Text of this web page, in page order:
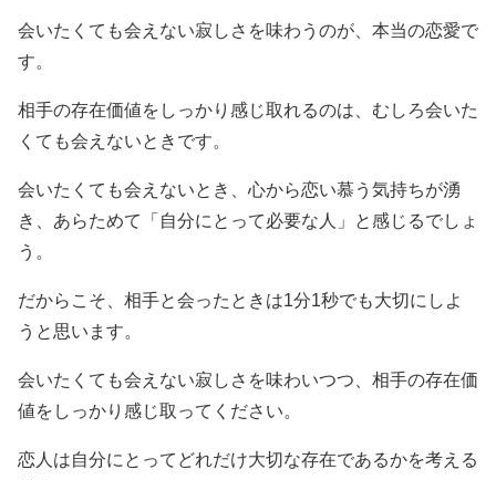
会いたくても会えない寂しさを味わうのが、本当の恋愛で
す。
相手の存在価値をしっかり感じ取れるのは、むしろ会いた
くても会えないときです。
会いたくても会えないとき、心から恋い慕う気持ちが湧
き、あらためて「自分にとって必要な人」と感じるでしょ
う。
だからこそ、相手と会ったときは1分1秒でも大切にしよ
うと思います。
会いたくても会えない寂しさを味わいつつ、相手の存在価
値をしっかり感じ取ってください。
恋人は自分にとってどれだけ大切な存在であるかを考える